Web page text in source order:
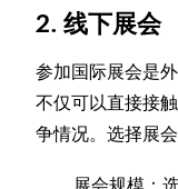
2. 线下展会
参加国际展会是
不仅可以直接接
争情况。选择展